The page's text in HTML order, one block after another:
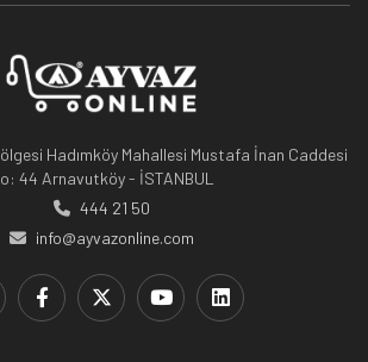
Hadımköy Mahallesi Mustafa İnan Caddesi
44 Arnavutköy - İSTANBUL
444 21 50
info@ayvazonline.com